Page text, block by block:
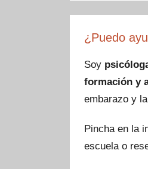
c
e
o
o
k
a
gr
a
m
¿Puedo
Soy
formación y
embarazo y
Pincha en la
escuela o